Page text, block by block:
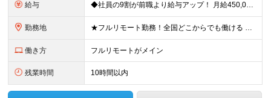
給与 ◆社員の9割が前職より給与アップ！ 月給450,000円～531,500円+賞与＋インセンティブ ※経験・スキルを考慮の上、優遇いたします ※残業代につきましては、面接時にご説明させていただきます
勤務地 ★フルリモート勤務！全国どこからでも働ける ＼一人にならない！帰属意識を感じながら働ける／ リモートでもメンバー間のやり取りをスムーズに行えるように、 当社ではLINEグループを導入。活発なコミュニ
働き方 フルリモートがメイン
残業時間 10時間以内